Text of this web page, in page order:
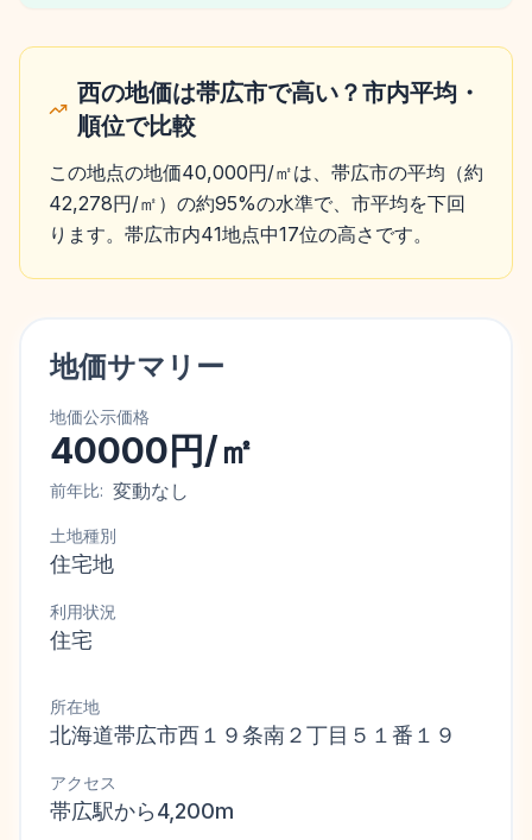
西の地価は帯広市で高い？市内平均・
順位で比較
この地点の地価40,000円/㎡は、帯広市の平均（約
42,278円/㎡）の約95%の水準で、市平均を下回
ります。帯広市内41地点中17位の高さです。
地価サマリー
地価公示価格
40000円/㎡
前年比: 変動なし
土地種別
住宅地
利用状況
住宅
所在地
北海道帯広市西１９条南２丁目５１番１９
アクセス
帯広駅から4,200m